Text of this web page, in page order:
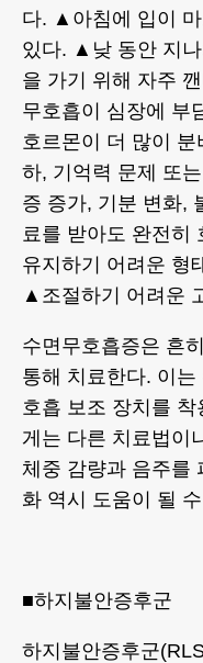
다. ▲아침에 입이
있다. ▲낮 동안 지
을 가기 위해 자주
무호흡이 심장에 부
호르몬이 더 많이
하, 기억력 문제 또
증 증가, 기분 변화,
료를 받아도 완전
유지하기 어려운 형
▲조절하기 어려운
수면무호흡증은 흔
통해 치료한다. 이
호흡 보조 장치를
게는 다른 치료법이
체중 감량과 음주를
화 역시 도움이 될
■하지불안증후군
하지불안증후군